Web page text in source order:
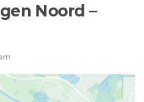
Noord –